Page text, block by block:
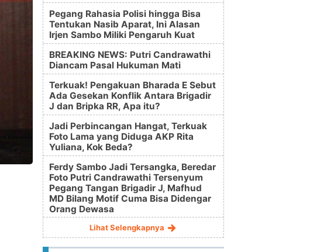
Pegang Rahasia Polisi hingga Bisa
Tentukan Nasib Aparat, Ini Alasan
Irjen Sambo Miliki Pengaruh Kuat
BREAKING NEWS: Putri Candrawathi
Diancam Pasal Hukuman Mati
Terkuak! Pengakuan Bharada E Sebut
Ada Gesekan Konflik Antara Brigadir
J dan Bripka RR, Apa itu?
Jadi Perbincangan Hangat, Terkuak
Foto Lama yang Diduga AKP Rita
Yuliana, Kok Beda?
Ferdy Sambo Jadi Tersangka, Beredar
Foto Putri Candrawathi Tersenyum
Pegang Tangan Brigadir J, Mafhud
MD Bilang Motif Cuma Bisa Didengar
Orang Dewasa
Lihat Selengkapnya